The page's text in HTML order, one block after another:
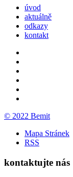
úvod
aktuálně
odkazy
kontakt
© 2022 Bemit
Mapa Stránek
RSS
kontaktujte nás